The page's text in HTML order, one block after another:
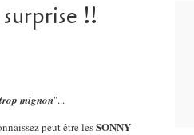
!!
mignon"...
peut être lesSONNY